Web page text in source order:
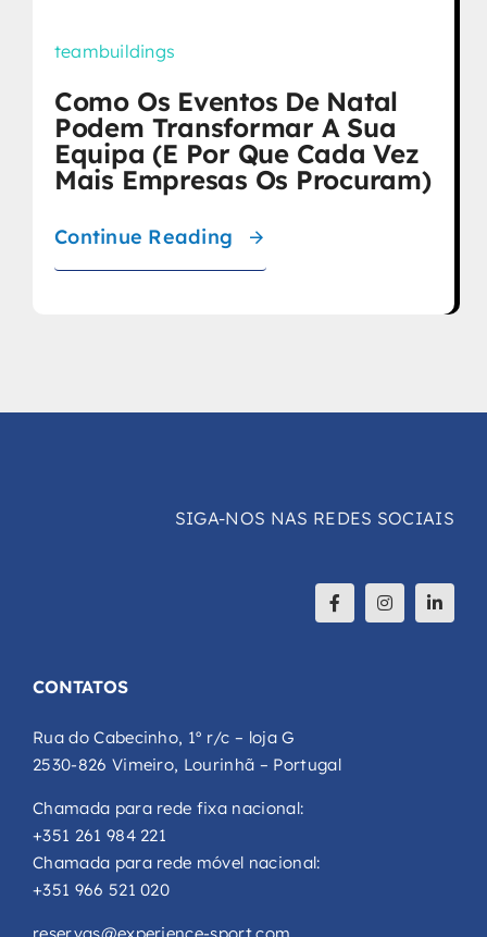
teambuildings
Como Os Eventos De Natal
Podem Transformar A Sua
Equipa (e Por Que Cada Vez
Mais Empresas Os Procuram)
Continue Reading
SIGA-NOS NAS REDES SOCIAIS
CONTATOS
Rua do Cabecinho, 1º r/c – loja G
2530-826 Vimeiro, Lourinhã – Portugal
Chamada para rede fixa nacional:
+351 261 984 221
Chamada para rede móvel nacional:
+351 966 521 020
reservas@experience-sport.com